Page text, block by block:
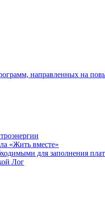
направленных на
«Жить вместе»
для заполнения
Лог